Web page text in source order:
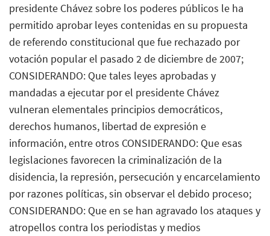
presidente Chávez sobre los poderes públicos le ha
permitido aprobar leyes contenidas en su propuesta
de referendo constitucional que fue rechazado por
votación popular el pasado 2 de diciembre de 2007;
CONSIDERANDO: Que tales leyes aprobadas y
mandadas a ejecutar por el presidente Chávez
vulneran elementales principios democráticos,
derechos humanos, libertad de expresión e
información, entre otros CONSIDERANDO: Que esas
legislaciones favorecen la criminalización de la
disidencia, la represión, persecución y encarcelamiento
por razones políticas, sin observar el debido proceso;
CONSIDERANDO: Que en se han agravado los ataques y
atropellos contra los periodistas y medios